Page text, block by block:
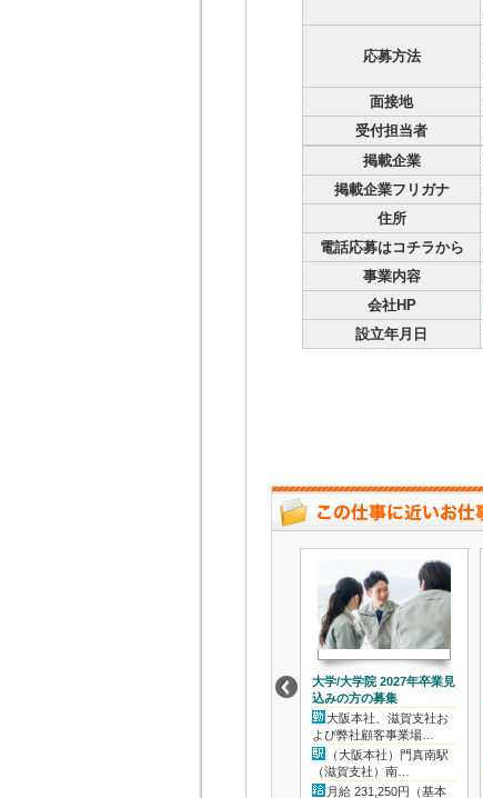
応募方法
面接地
受付担当者
掲載企業
掲載企業フリガナ
住所
電話応募はコチラから
事業内容
会社HP
設立年月日
大学/大学院 2027年卒業見
込みの方の募集
大阪本社、滋賀支社お
よび弊社顧客事業場…
（大阪本社）門真南駅
（滋賀支社）南…
月給 231,250円（基本